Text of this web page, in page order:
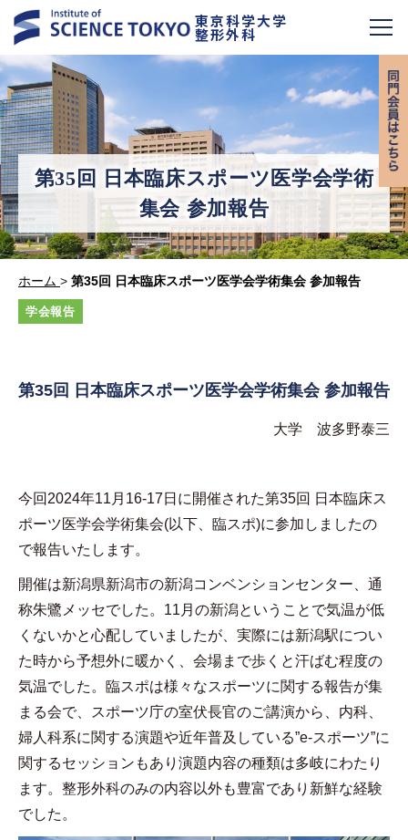
東京科学大学
整形外科
第35回 日本臨床スポーツ医学会学術
集会 参加報告
ホーム > 第35回 日本臨床スポーツ医学会学術集会 参加報告
学会報告
第35回 日本臨床スポーツ医学会学術集会 参加報告
大学 波多野泰三
今回 2024年11 月 16-17 日に開催された第35回 日本臨床ス
ポーツ医学会学術集会(以下、臨スポ)に参加しましたの
で報告いたします。
開催は新潟県新潟市の新潟コンベンションセンター、通
称朱鷺メッセでした。 11 月の新潟ということで気温が低
くないかと心配していましたが、実際には新潟駅につい
た時から予想外に暖かく、会場まで歩くと汗ばむ程度の
気温でした。臨スポは様々なスポーツに関する報告が集
まる会で、スポーツ庁の室伏長官のご講演から、内科、
婦人科系に関する演題や近年普及している”e-スポーツ”に
関するセッションもあり演題内容の種類は多岐にわたり
ます。整形外科のみの内容以外も豊富であり新鮮な経験
でした。